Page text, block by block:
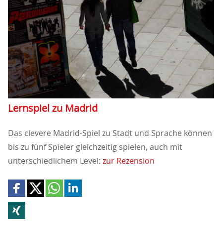
Lernspiel zu Madrid
Das clevere Madrid-Spiel zu Stadt und Sprache können
bis zu fünf Spieler gleichzeitig spielen, auch mit
unterschiedlichem Level: zur Rezension